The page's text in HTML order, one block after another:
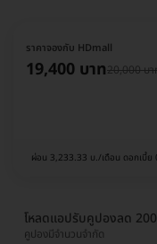
ราคาจองกับ HDmall
19,400 บาท20,000 บ
ผ่อน 3,233.33 บ./เดือน ดอกเบี้ย
โหลดแอปรับคูปองลด
คูปองมีจำนวนจำกัด